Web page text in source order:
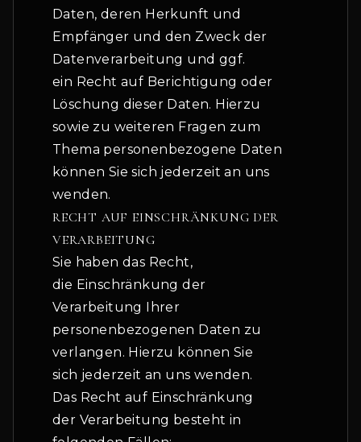
Daten, deren Herkunft und
Empfänger und den Zweck der
Datenverarbeitung und ggf.
ein Recht auf Berichtigung oder
Löschung dieser Daten. Hierzu
sowie zu weiteren Fragen zum
Thema personenbezogene Daten
können Sie sich jederzeit an uns
wenden.
RECHT AUF EINSCHRÄNKUNG DER
VERARBEITUNG
Sie haben das Recht,
die Einschränkung der
Verarbeitung Ihrer
personenbezogenen Daten zu
verlangen. Hierzu können Sie
sich jederzeit an uns wenden.
Das Recht auf Einschränkung
der Verarbeitung besteht in